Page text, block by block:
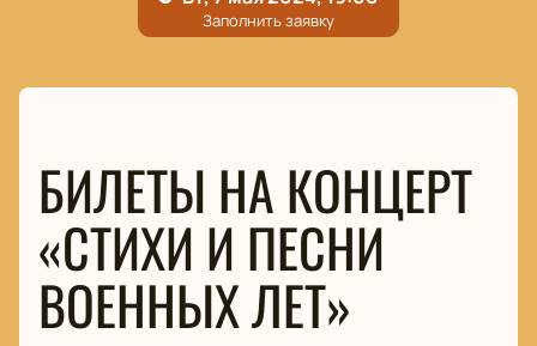
БИЛЕТЫ НА КОНЦЕРТ
«СТИХИ И ПЕСНИ
ВОЕННЫХ ЛЕТ»